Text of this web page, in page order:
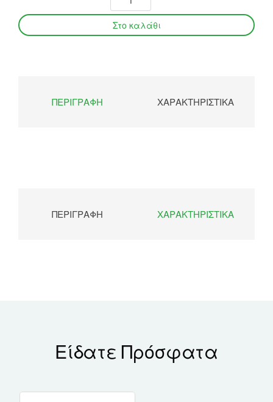
ΠΕΡΙΓΡΑΦΉ ΧΑΡΑΚΤΗΡΙΣΤΙΚΆ
ΠΕΡΙΓΡΑΦΉ ΧΑΡΑΚΤΗΡΙΣΤΙΚΆ
Είδατε Πρόσφατα